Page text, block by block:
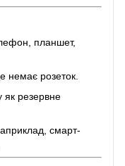
планшет,
немає розеток.
як резервне
смарт-